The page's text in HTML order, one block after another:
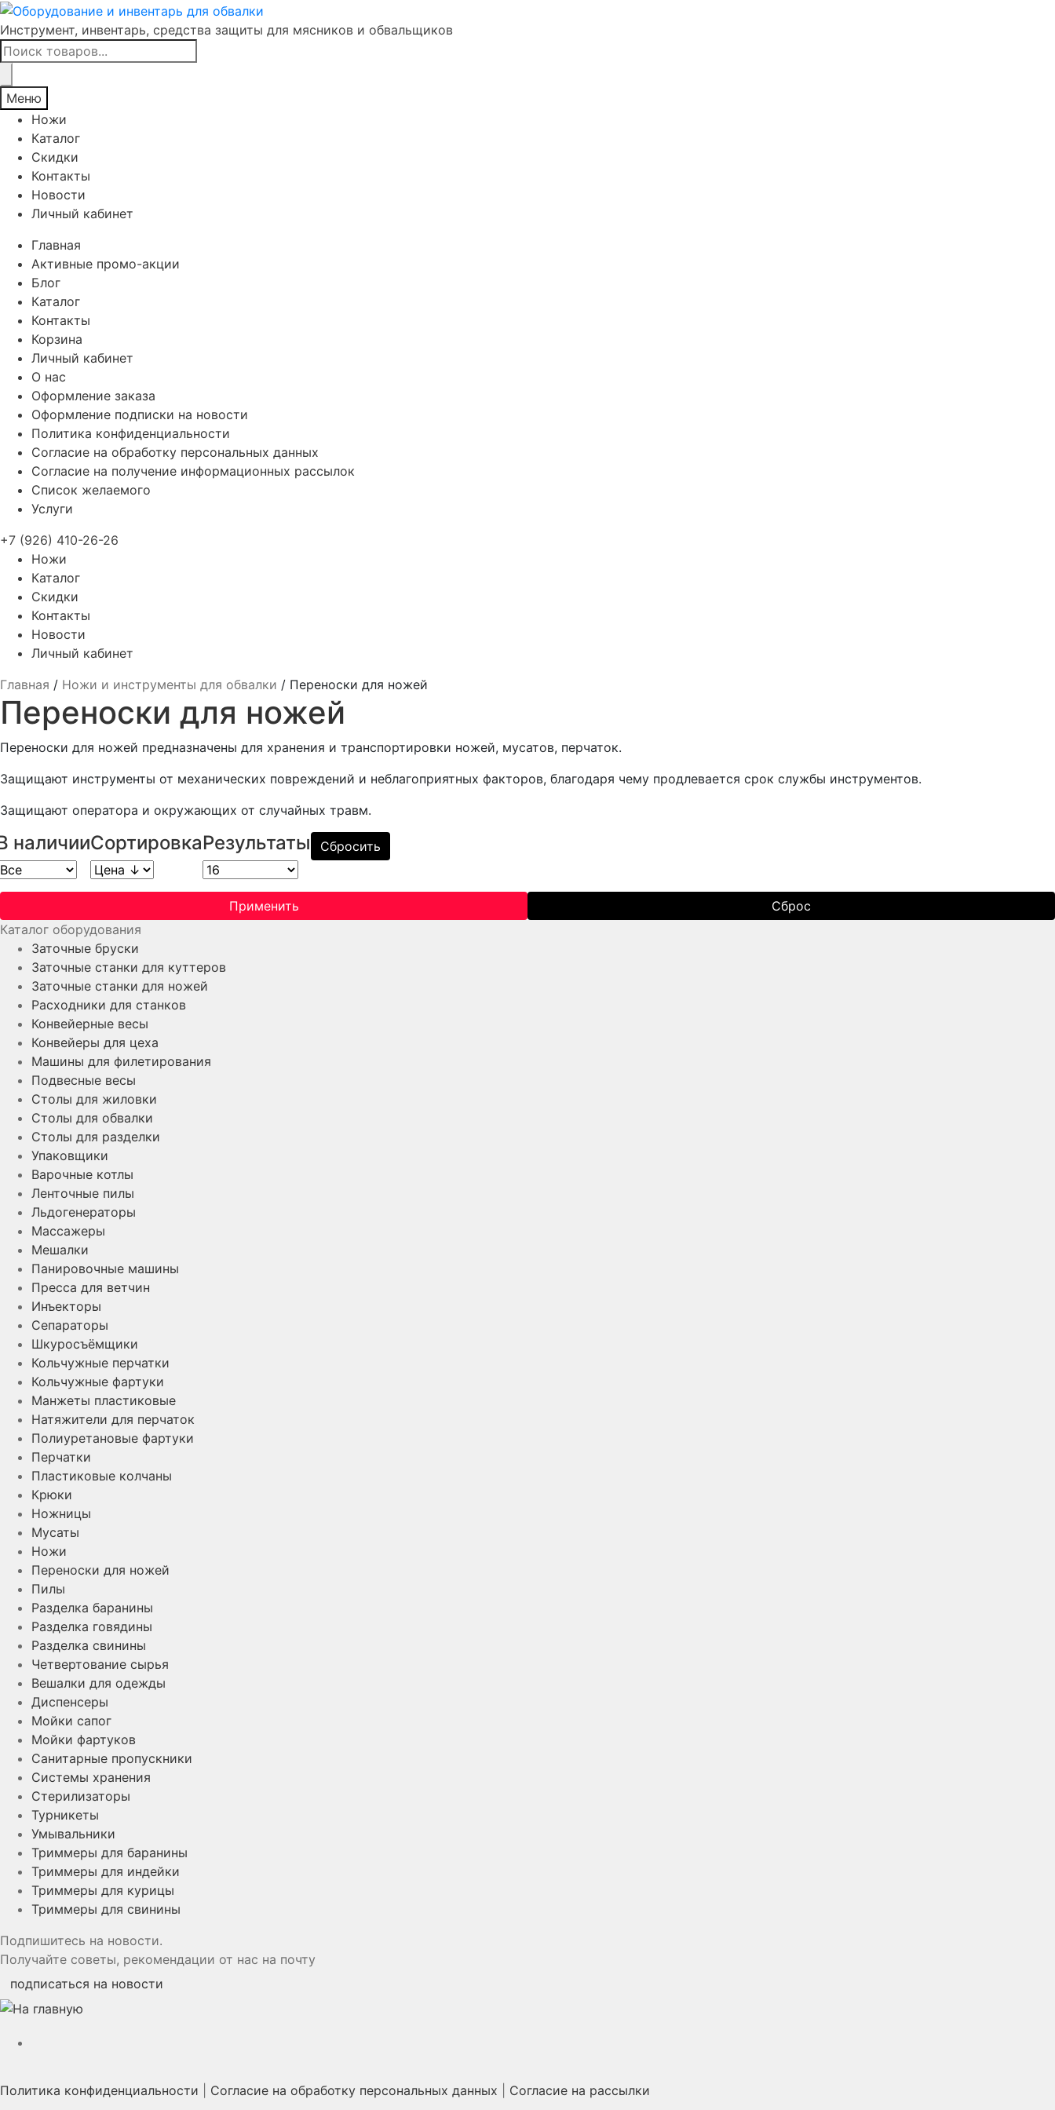
Инструмент, инвентарь, средства защиты для мясников и обвальщиков
Поиск
товаров
Меню
Ножи
Каталог
Скидки
Контакты
Новости
Личный кабинет
Главная
Активные промо-акции
Блог
Каталог
Контакты
Корзина
Личный кабинет
О нас
Оформление заказа
Оформление подписки на новости
Политика конфиденциальности
Согласие на обработку персональных данных
Согласие на получение информационных рассылок
Список желаемого
Услуги
+7 (926) 410-26-26
Ножи
Каталог
Скидки
Контакты
Новости
Личный кабинет
Главная / Ножи и инструменты для обвалки / Переноски для ножей
Переноски для ножей
Переноски для ножей предназначены для хранения и транспортировки ножей, мусатов, перчаток.
Защищают инструменты от механических повреждений и неблагоприятных факторов, благодаря чему продлевается срок службы инструментов.
Защищают оператора и окружающих от случайных травм.
наличииСортировкаРезультаты Сбросить
Применить
Сброс
Каталог оборудования
Заточные бруски
Заточные станки для куттеров
Заточные станки для ножей
Расходники для станков
Конвейерные весы
Конвейеры для цеха
Машины для филетирования
Подвесные весы
Столы для жиловки
Столы для обвалки
Столы для разделки
Упаковщики
Варочные котлы
Ленточные пилы
Льдогенераторы
Массажеры
Мешалки
Панировочные машины
Пресса для ветчин
Инъекторы
Сепараторы
Шкуросъёмщики
Кольчужные перчатки
Кольчужные фартуки
Манжеты пластиковые
Натяжители для перчаток
Полиуретановые фартуки
Перчатки
Пластиковые колчаны
Крюки
Ножницы
Мусаты
Ножи
Переноски для ножей
Пилы
Разделка баранины
Разделка говядины
Разделка свинины
Четвертование сырья
Вешалки для одежды
Диспенсеры
Мойки сапог
Мойки фартуков
Санитарные пропускники
Системы хранения
Стерилизаторы
Турникеты
Умывальники
Триммеры для баранины
Триммеры для индейки
Триммеры для курицы
Триммеры для свинины
Подпишитесь на новости.
Получайте советы, рекомендации от нас на почту
подписаться на новости
Политика конфиденциальности Согласие на обработку персональных данных Согласие на рассылки